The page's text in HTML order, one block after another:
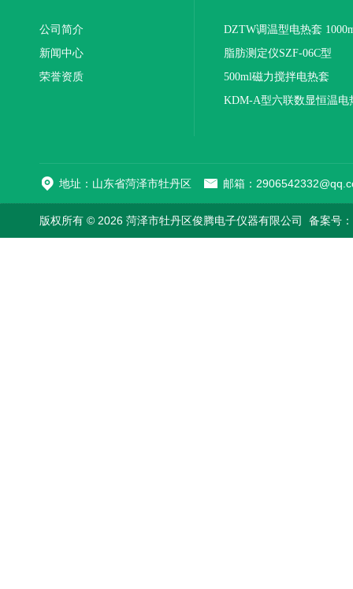
公司简介
新闻中心
荣誉资质
DZTW调温型电热套
联
脂肪测定仪SZF-06C型
500ml磁力搅拌电热套
KDM-A型六联数显恒温电
地址：山东省菏泽市牡丹区 邮箱：
版权所有 © 2026 菏泽市牡丹区俊腾电子仪器有限公司 备案号